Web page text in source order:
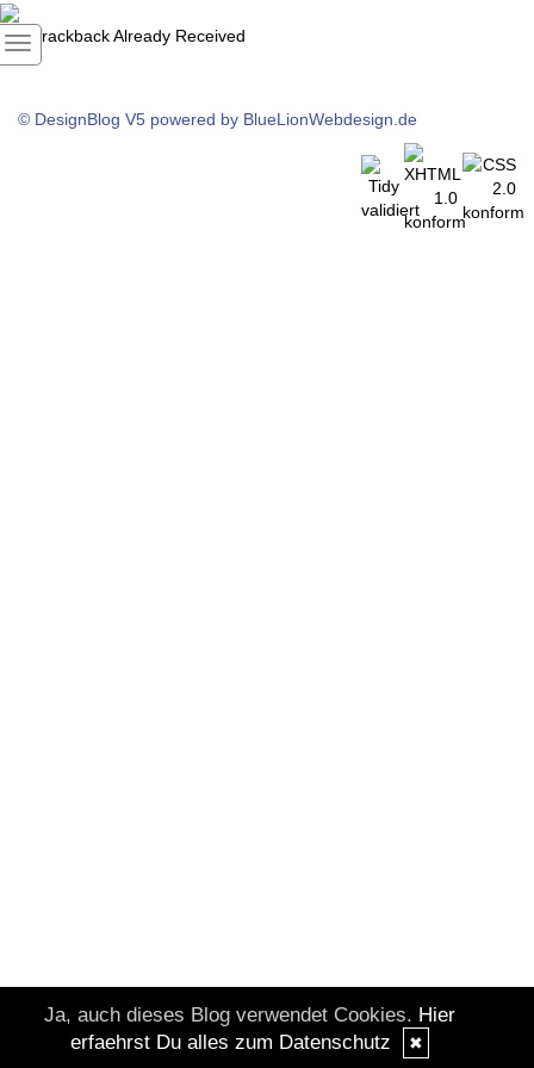
1 Trackback Already Received
© DesignBlog V5 powered by BlueLionWebdesign.de
Ja, auch dieses Blog verwendet Cookies. Hier
erfaehrst Du alles zum Datenschutz
✖